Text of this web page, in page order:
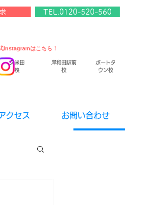
TEL.0120-520-560
Instagramはこちら！
久米田
校
岸和田駅前
校
ポートタ
ウン校
クセス お問い合わせ